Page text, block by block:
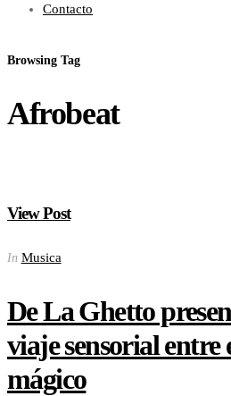
Contacto
Browsing Tag
Afrobeat
View Post
In Musica
De La Ghetto
viaje sensorial entre
mágico